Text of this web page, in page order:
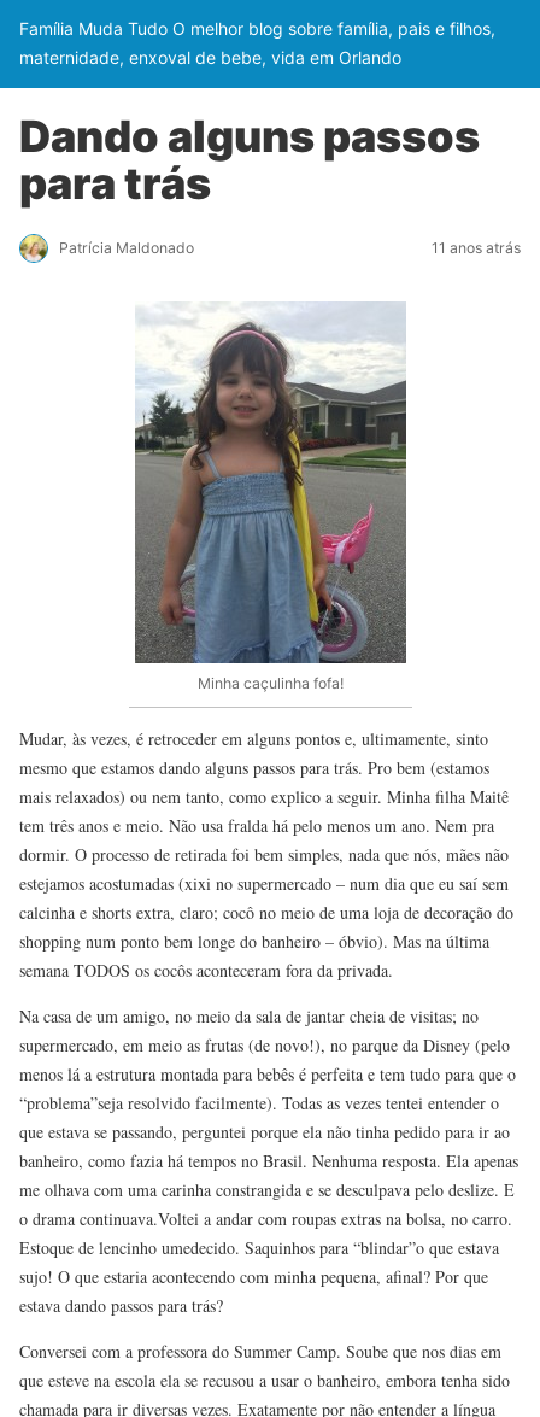
Família Muda Tudo O melhor blog sobre família, pais e filhos,
maternidade, enxoval de bebe, vida em Orlando
Dando alguns passos
para trás
Patrícia Maldonado 11 anos atrás
Minha caçulinha fofa!
Mudar, às vezes, é retroceder em alguns pontos e, ultimamente, sinto
mesmo que estamos dando alguns passos para trás. Pro bem (estamos
mais relaxados) ou nem tanto, como explico a seguir. Minha filha Maitê
tem três anos e meio. Não usa fralda há pelo menos um ano. Nem pra
dormir. O processo de retirada foi bem simples, nada que nós, mães não
estejamos acostumadas (xixi no supermercado – num dia que eu saí sem
calcinha e shorts extra, claro; cocô no meio de uma loja de decoração do
shopping num ponto bem longe do banheiro – óbvio). Mas na última
semana TODOS os cocôs aconteceram fora da privada.
Na casa de um amigo, no meio da sala de jantar cheia de visitas; no
supermercado, em meio as frutas (de novo!), no parque da Disney (pelo
menos lá a estrutura montada para bebês é perfeita e tem tudo para que o
“problema”seja resolvido facilmente). Todas as vezes tentei entender o
que estava se passando, perguntei porque ela não tinha pedido para ir ao
banheiro, como fazia há tempos no Brasil. Nenhuma resposta. Ela apenas
me olhava com uma carinha constrangida e se desculpava pelo deslize. E
o drama continuava.Voltei a andar com roupas extras na bolsa, no carro.
Estoque de lencinho umedecido. Saquinhos para “blindar”o que estava
sujo! O que estaria acontecendo com minha pequena, afinal? Por que
estava dando passos para trás?
Conversei com a professora do Summer Camp. Soube que nos dias em
que esteve na escola ela se recusou a usar o banheiro, embora tenha sido
chamada para ir diversas vezes. Exatamente por não entender a língua